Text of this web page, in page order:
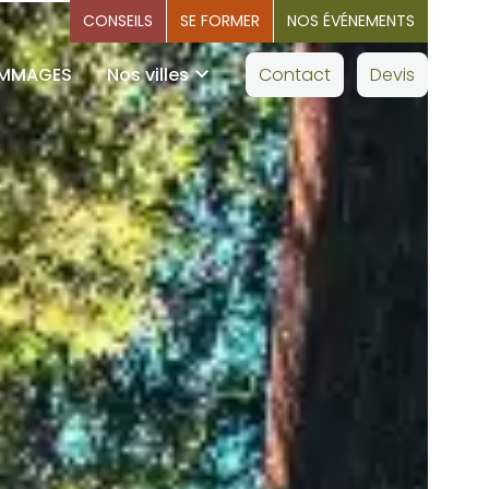
CONSEILS SE FORMER NOS ÉVÉNEMENTS
Nos villes Contact Devis